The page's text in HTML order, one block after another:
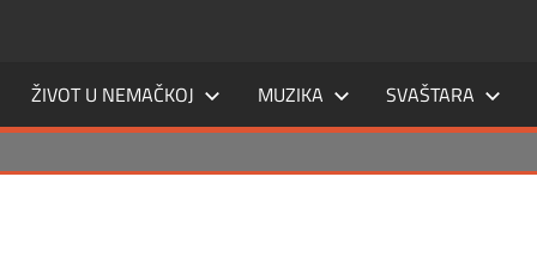
ŽIVOT U NEMAČKOJ MUZIKA SVAŠTARA